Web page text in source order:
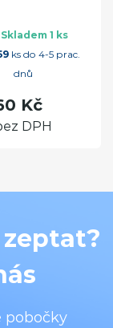
Skladem 1 ks
ks do 4-5 prac.
dnů
Kč
DPH
zeptat?
pobočky